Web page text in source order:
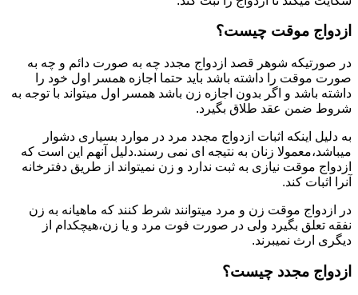
ازدواج موقت چیست؟
در صورتیکه شوهر قصد ازدواج مجدد چه به صورت دائم و چه به
صورت موقت را داشته باشد باید حتما اجازه همسر اول خود را
داشته باشد و اگر بدون اجازه زن باشد همسر اول میتواند با توجه به
شروط ضمن عقد طلاق بگیرد.
به دلیل اینکه اثبات ازدواج مجدد مرد در موارد بسیاری دشوار
میباشد،معمولا زنان به نتیجه ای نمی رسند.دلیل آنهم این است که
ازدواج موقت نیازی به ثبت ندارد و زن نمیتواند از طریق دفترخانه
آنرا اثبات کند.
در ازدواج موقت زن و مرد میتوانند شرط کنند که ماهیانه به زن
نفقه تعلق بگیرد ولی در صورت فوت مرد و یا زن،هیچکدام از
دیگری ارث نمیبرند.
ازدواج مجدد چیست؟